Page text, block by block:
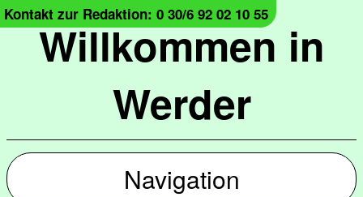
Willkommen in
Werder
Kontakt zur Redaktion: 0 30/6 92 02 10 55
Navigation